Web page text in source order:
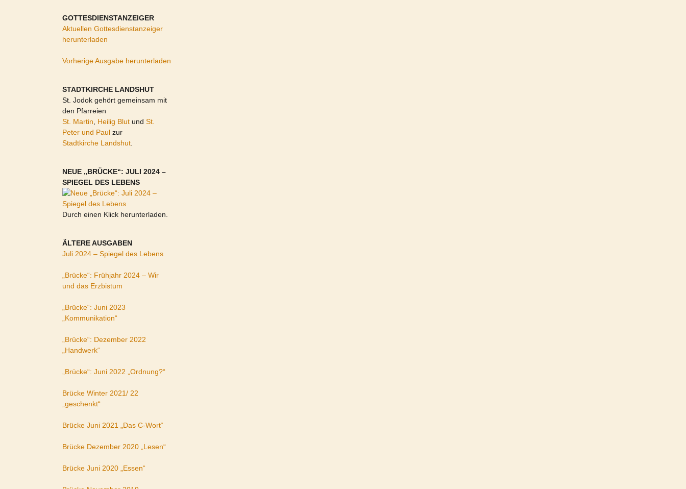
GOTTESDIENSTANZEIGER
Aktuellen Gottesdienstanzeiger
herunterladen
Vorherige Ausgabe herunterladen
STADTKIRCHE LANDSHUT
St. Jodok gehört gemeinsam mit
den Pfarreien
St. Martin
Heilig Blut und St.
Peter und Paul zur
Stadtkirche Landshut
NEUE „BRÜCKE“: JULI 2024 –
SPIEGEL DES LEBENS
Durch einen Klick herunterladen.
ÄLTERE AUSGABEN
Juli 2024 – Spiegel des Lebens
„Brücke“: Frühjahr 2024 – Wir
und das Erzbistum
„Brücke“: Juni 2023
„Kommunikation“
„Brücke“: Dezember 2022
„Handwerk“
„Brücke“: Juni 2022 „Ordnung?“
Brücke Winter 2021/ 22
„geschenkt“
Brücke Juni 2021 „Das C-Wort“
Brücke Dezember 2020 „Lesen“
Brücke Juni 2020 „Essen“